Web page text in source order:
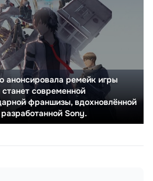
анонсировала ремейк игры
современной
франшизы, вдохновлённой
Sony.